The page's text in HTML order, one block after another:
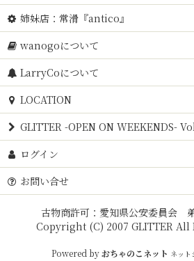
姉妹店：常滑『antico』
wanogoについて
LarryCoについて
LOCATION
GLITTER -OPEN ON WEEKENDS-
ログイン
お問い合せ
古物商許可：愛知県公安委員会
Copyright (C) 2007 GLITTER All
Powered byおちゃのこネット ネット